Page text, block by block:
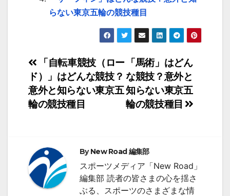
らない東京五輪の競技種目
投
稿
ナ
ゲ
ー
シ
「馬術」はどん
な競技？意外と
知らない東京五
輪の競技種目
「自転車競技（ロー
ド）」はどんな競技？
意外と知らない東京五
輪の競技種目
ByNew Road 編集部
スポーツメディア「New Road」
編集部 読者の皆さまの心を揺さ
ぶる、スポーツのさまざまな情